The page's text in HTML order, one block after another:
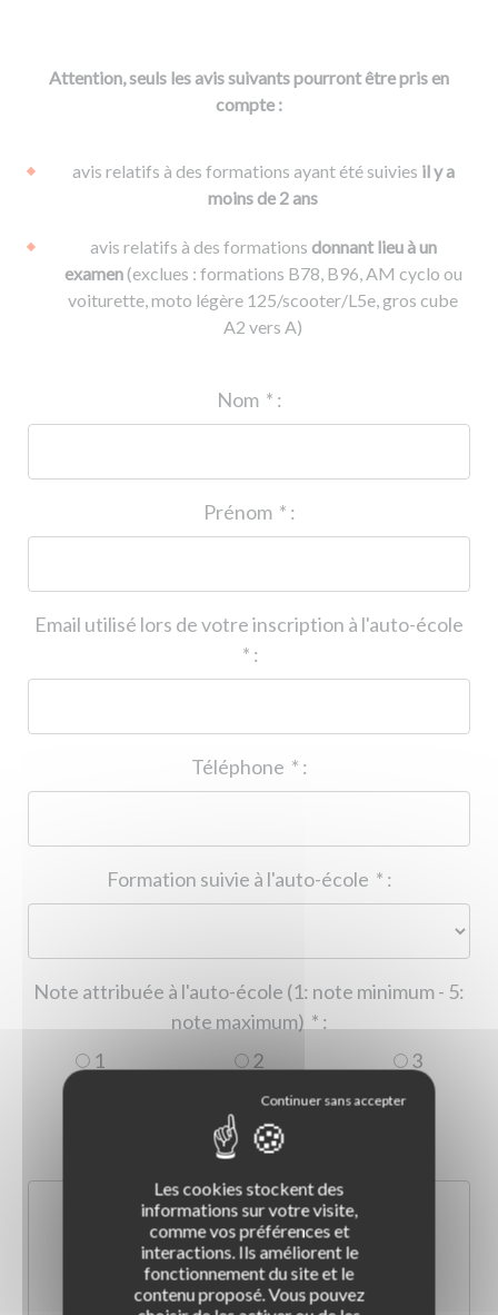
Attention, seuls les avis suivants pourront être pris en
compte :
avis relatifs à des formations ayant été suivies il y a
moins de 2 ans
avis relatifs à des formations donnant lieu à un
examen(exclues : formations B78, B96, AM cyclo ou
voiturette, moto légère 125/scooter/L5e, gros cube
A2 vers A)
* :
* :
Email utilisé lors de votre inscription à l'auto-école
* :
* :
* :
Note attribuée à l'auto-école (1: note minimum - 5:
* :
1
2
3
5
Les cookies stockent des
informations sur votre visite,
comme vos préférences et
interactions. Ils améliorent le
fonctionnement du site et le
contenu proposé. Vous pouvez